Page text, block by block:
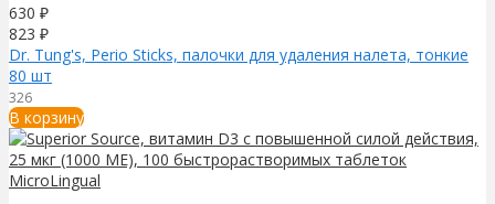
630 ₽
823 ₽
Dr. Tung's, Perio Sticks, палочки для удаления налета, тонкие
80 шт
326
В корзину